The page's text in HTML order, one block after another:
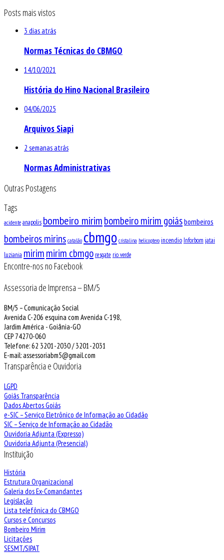
Posts mais vistos
3 dias atrás
Normas Técnicas do CBMGO
14/10/2021
História do Hino Nacional Brasileiro
04/06/2025
Arquivos Siapi
2 semanas atrás
Normas Administrativas
Outras Postagens
Tags
acidente anapolis bombeiro mirimbombeiro mirim goiásbombeiros
bombeiros mirins catalão cbmgo cristalina helicoptero incendio Inforbom jatai
luziania mirimmirim cbmgo resgate rio verde
Encontre-nos no Facebook
Assessoria de Imprensa – BM/5
BM/5 – Comunicação Social
Avenida C-206 esquina com Avenida C-198,
Jardim América - Goiânia-GO
CEP 74270-060
Telefone: 62 3201-2030 / 3201-2031
E-mail: assessoriabm5@gmail.com
Transparência e Ouvidoria
LGPD
Goiás Transparência
Dados Abertos Goiás
e-SIC – Serviço Eletrônico de Informação ao Cidadão
SIC – Serviço de Informação ao Cidadão
Ouvidoria Adjunta (Expresso)
Ouvidoria Adjunta (Presencial)
Instituição
História
Estrutura Organizacional
Galeria dos Ex-Comandantes
Legislação
Lista telefônica do CBMGO
Cursos e Concursos
Bombeiro Mirim
Licitações
SESMT/SIPAT